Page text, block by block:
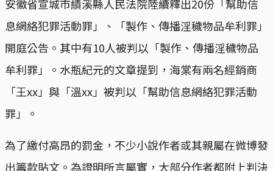
安徽省宣城市績溪縣人民法院陸續釋出20份「幫助信
息網絡犯罪活動罪」、「製作、傳播淫穢物品牟利罪」
開庭公告。其中有10人被判以「製作、傳播淫穢物品
牟利罪」。水瓶紀元的文章提到，海棠有兩名經銷商
「王xx」與「溫xx」被判以「幫助信息網絡犯罪活動
罪」。
為了繳付高昂的罰金，不少小說作者或其親屬在微博發
出籌款貼文。為證明所言屬實，大部分作者都附上判決